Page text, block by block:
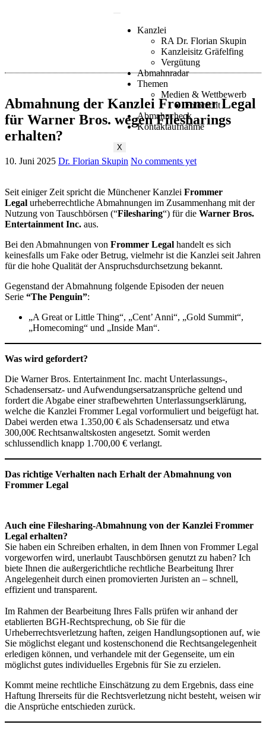
Kanzlei
RA Dr. Florian Skupin
Kanzleisitz Gräfelfing
Vergütung
Abmahnradar
Themen
Medien & Wettbewerb
Fotorecht
Abmahncheck
Kontaktaufnahme
X
Abmahnung der Kanzlei Frommer Legal
für Warner Bros. wegen Filesharings
erhalten?
10. Juni 2025 Dr. Florian Skupin No comments yet
Seit einiger Zeit spricht die Münchener Kanzlei Frommer
Legal urheberrechtliche Abmahnungen im Zusammenhang mit der
Nutzung von Tauschbörsen (“Filesharing“) für die Warner Bros.
Entertainment Inc. aus.
Bei den Abmahnungen von Frommer Legal handelt es sich
keinesfalls um Fake oder Betrug, vielmehr ist die Kanzlei seit Jahren
für die hohe Qualität der Anspruchsdurchsetzung bekannt.
Gegenstand der Abmahnung folgende Episoden der neuen
Serie “The Penguin”:
„A Great or Little Thing“, „Cent’ Anni“, „Gold Summit“,
„Homecoming“ und „Inside Man“.
Was wird gefordert?
Die Warner Bros. Entertainment Inc. macht Unterlassungs-,
Schadensersatz- und Aufwendungsersatzansprüche geltend und
fordert die Abgabe einer strafbewehrten Unterlassungserklärung,
welche die Kanzlei Frommer Legal vorformuliert und beigefügt hat.
Dabei werden etwa 1.350,00 € als Schadensersatz und etwa
300,00€ Rechtsanwaltskosten angesetzt. Somit werden
schlussendlich knapp 1.700,00 € verlangt.
Das richtige Verhalten nach Erhalt der Abmahnung von
Frommer Legal
Auch eine Filesharing-Abmahnung von der Kanzlei Frommer
Legal erhalten?
Sie haben ein Schreiben erhalten, in dem Ihnen von Frommer Legal
vorgeworfen wird, unerlaubt Tauschbörsen genutzt zu haben? Ich
biete Ihnen die außergerichtliche rechtliche Bearbeitung Ihrer
Angelegenheit durch einen promovierten Juristen an – schnell,
effizient und transparent.
Im Rahmen der Bearbeitung Ihres Falls prüfen wir anhand der
etablierten BGH-Rechtsprechung, ob Sie für die
Urheberrechtsverletzung haften, zeigen Handlungsoptionen auf, wie
Sie möglichst elegant und kostenschonend die Rechtsangelegenheit
erledigen können, und verhandele mit der Gegenseite, um ein
möglichst gutes individuelles Ergebnis für Sie zu erzielen.
Kommt meine rechtliche Einschätzung zu dem Ergebnis, dass eine
Haftung Ihrerseits für die Rechtsverletzung nicht besteht, weisen wir
die Ansprüche entschieden zurück.